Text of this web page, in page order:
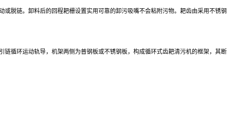
脱链。卸料后的回程耙栅设置实用可靠的卸污吸嘴不会粘附污物。耙齿由采用不锈钢
循环运动轨导，机架两侧为普钢板或不锈钢板，构成循环式齿耙清污机的框架，其断